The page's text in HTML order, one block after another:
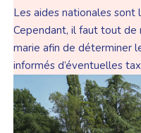
Les aides nationales
Cependant, il faut tout
marie afin de déterminer
informés d’éventuelles